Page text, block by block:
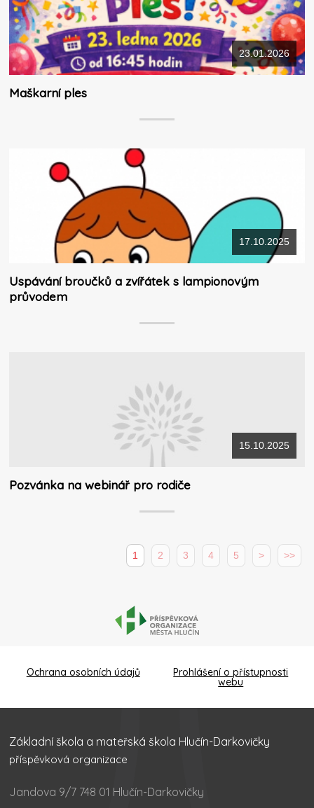
23.01.2026
Maškarní ples
17.10.2025
Uspávání broučků a zvířátek s lampionovým
průvodem
15.10.2025
Pozvánka na webinář pro rodiče
1 2 3 4 5 > >>
Ochrana osobních údajů Prohlášení o přístupnosti
webu
Základní škola a mateřská škola Hlučín-Darkovičky
příspěvková organizace
Jandova 9/7 748 01 Hlučín-Darkovičky